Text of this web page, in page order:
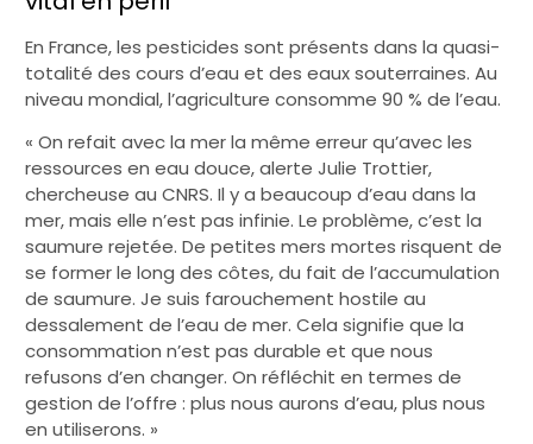
En France, les pesticides sont présents dans la quasi-
totalité des cours d’eau et des eaux souterraines. Au
niveau mondial, l’agriculture consomme 90 % de l’eau.
« On refait avec la mer la même erreur qu’avec les
ressources en eau douce, alerte Julie Trottier,
chercheuse au CNRS. Il y a beaucoup d’eau dans la
mer, mais elle n’est pas infinie. Le problème, c’est la
saumure rejetée. De petites mers mortes risquent de
se former le long des côtes, du fait de l’accumulation
de saumure. Je suis farouchement hostile au
dessalement de l’eau de mer. Cela signifie que la
consommation n’est pas durable et que nous
refusons d’en changer. On réfléchit en termes de
gestion de l’offre : plus nous aurons d’eau, plus nous
en utiliserons. »